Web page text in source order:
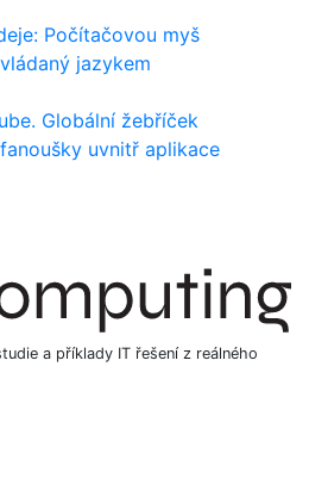
Počítačovou myš
jazykem
Globální žebříček
uvnitř aplikace
a příklady IT řešení z reálného